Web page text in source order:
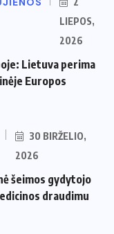
LIEPOS,
2026
Lietuva perima
Europos
30 BIRŽELIO,
2026
šeimos gydytojo
draudimu